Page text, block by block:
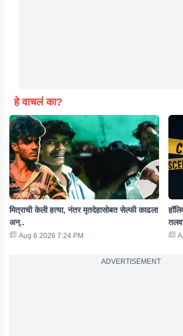
हे वाचलं का?
मित्राची केली हत्या, नंतर मृतदेहासोबत सेल्फी काढला
अन्..
Aug 6 2026 7:24 PM
ADVERTISEMENT